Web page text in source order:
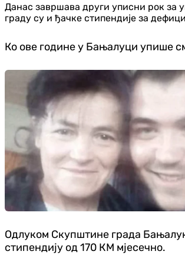
Данас завршава други уписни рок за
граду су и ђачке стипендије за
Ко ове године у Бањалуци упише
Одлуком Скупштине града
стипендију од 170 КМ мјесечно.